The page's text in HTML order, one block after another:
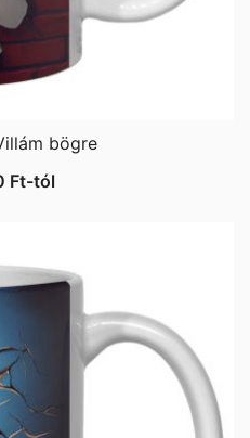
bögre
Ft-tól